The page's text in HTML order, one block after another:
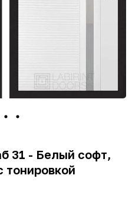
31 - Белый софт,
тонировкой